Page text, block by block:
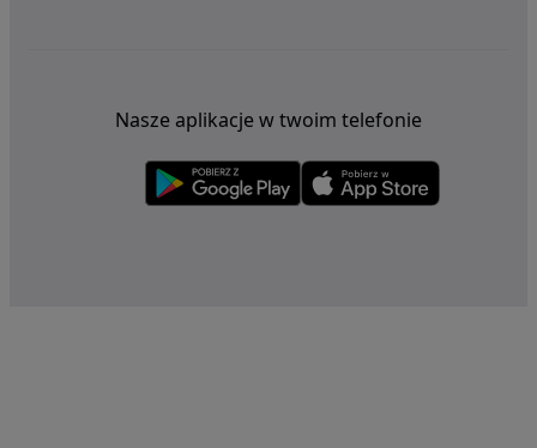
Nasze aplikacje w twoim telefonie